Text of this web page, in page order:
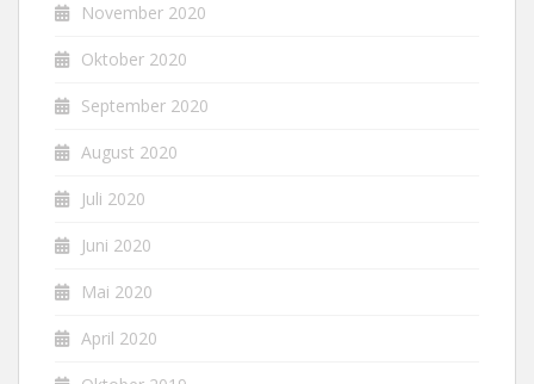
November 2020
Oktober 2020
September 2020
August 2020
Juli 2020
Juni 2020
Mai 2020
April 2020